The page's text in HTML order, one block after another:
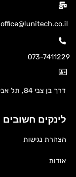
לינקים חשובים
הצהרת נגישות
אודות
office@lunitech.co.il
073-7411229
דרך בן צבי 84, תל אביב